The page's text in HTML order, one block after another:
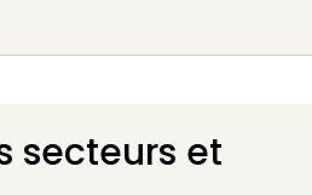
secteurs et